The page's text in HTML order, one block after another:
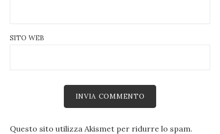
SITO WEB
Questo sito utilizza Akismet per ridurre lo spam.